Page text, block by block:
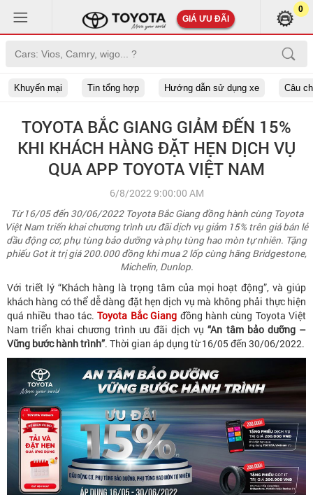
GIÁ ƯU ĐÃI
0
Khuyến mại Tin tổng hợp Hướng dẫn sử dụng xe Câu
TOYOTA BẮC GIANG GIẢM ĐẾN 15%
KHI KHÁCH HÀNG ĐẶT HẸN DỊCH VỤ
QUA APP TOYOTA VIỆT NAM
6/8/2022 9:00:00 AM
Từ 16/05 đến 30/06/2022 Toyota Bắc Giang đồng hành cùng Toyota
Việt Nam triển khai chương trình ưu đãi dịch vụ giảm 15% trên giá bán lẻ
dầu động cơ, phụ tùng bảo dưỡng và phụ tùng hao mòn tự nhiên. Tặng
phiếu Got it trị giá 200.000 đồng khi mua 2 lốp cùng hãng Bridgestone,
Michelin, Dunlop.
Với triết lý “Khách hàng là trọng tâm của mọi hoạt động”, và giúp
khách hàng có thể dễ dàng đặt hẹn dịch vụ mà không phải thực hiện
quá nhiều thao tác.Toyota Bắc Giang đồng hành cùng Toyota Việt
Nam triển khai chương trình ưu đãi dịch vụ“An tâm bảo dưỡng –
Vững bước hành trình”. Thời gian áp dụng từ 16/05 đến 30/06/2022.